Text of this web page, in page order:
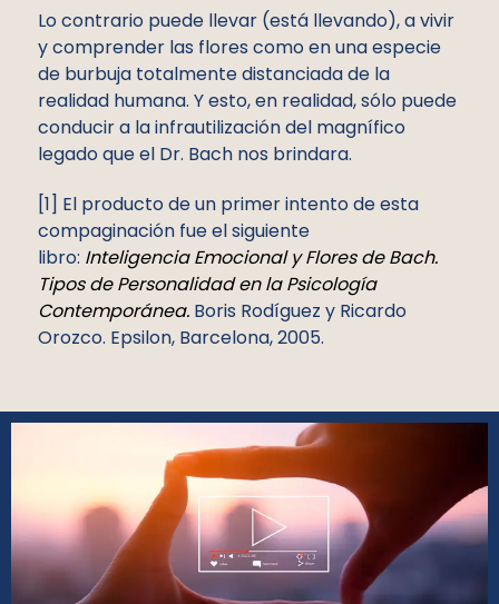
Lo contrario puede llevar (está llevando), a vivir
y comprender las flores como en una especie
de burbuja totalmente distanciada de la
realidad humana. Y esto, en realidad, sólo puede
conducir a la infrautilización del magnífico
legado que el Dr. Bach nos brindara.
[1] El producto de un primer intento de esta
compaginación fue el siguiente
libro: Inteligencia Emocional y Flores de Bach.
Tipos de Personalidad en la Psicología
Contemporánea. Boris Rodíguez y Ricardo
Orozco. Epsilon, Barcelona, 2005.